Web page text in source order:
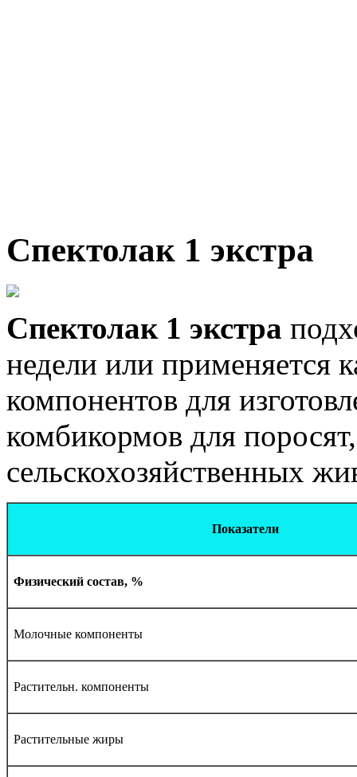
Спектолак 1 экстра
Спектолак 1 экстра
недели или применяется
компонентов для
комбикормов для
сельскохозяйственных
Показатели
Физический состав, %
Молочные компоненты
Растительн. компоненты
Растительные жиры